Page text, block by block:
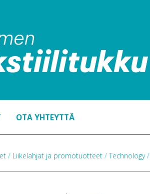
OTA YHTEYTTÄ
/ Liikelahjat ja promotuotteet /Technology/